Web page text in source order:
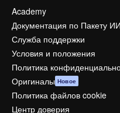
Academy
Документация по Пакету ИИ
Служба поддержки
Условия и положения
Политика
Оригиналы Новое
Политика файлов cookie
Центр доверия